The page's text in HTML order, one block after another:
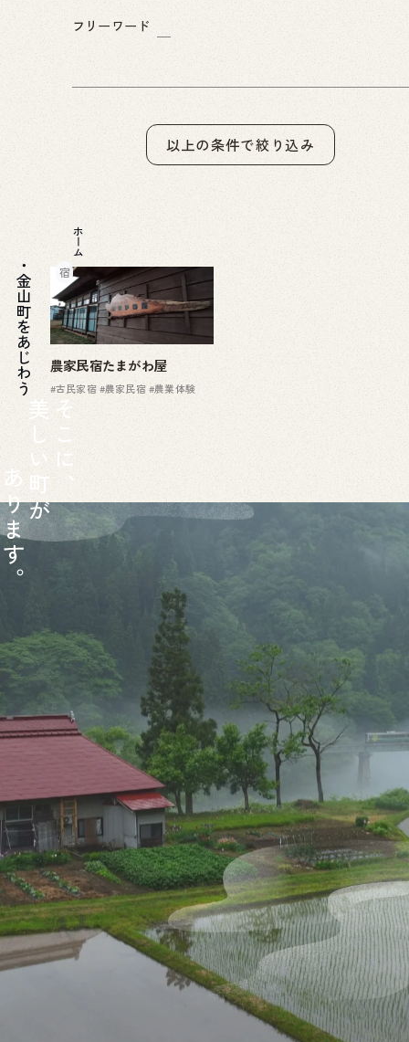
フリーワード
以上の条件で絞り込み
農家民宿たまがわ屋
宿
#古民家宿 #農家民宿 #農業体験
ホーム
金山町をあじわう
そ
こ
に
、
美
し
い
町
が